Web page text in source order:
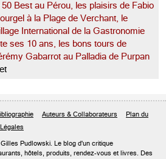
50 Best au Pérou, les plaisirs de Fabio
à la Plage de Verchant, le
International de la Gastronomie
ses 10 ans, les bons tours de
Gabarrot au Palladia de Purpan
Auteurs & Collaborateurs
Plan du
Gilles Pudlowski. Le blog d'un critique
hôtels, produits, rendez-vous et livres. Des